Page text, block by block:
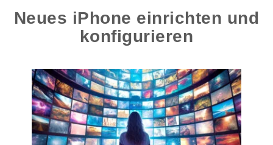
Neues iPhone einrichten und
konfigurieren